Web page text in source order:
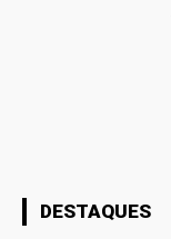
DESTAQUES